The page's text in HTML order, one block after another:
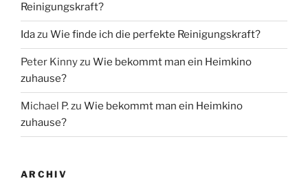
Reinigungskraft?
Idazu Wie finde ich die perfekte Reinigungskraft?
Peter Kinnyzu Wie bekommt man ein Heimkino
zuhause?
Michael P.zu Wie bekommt man ein Heimkino
zuhause?
ARCHIV